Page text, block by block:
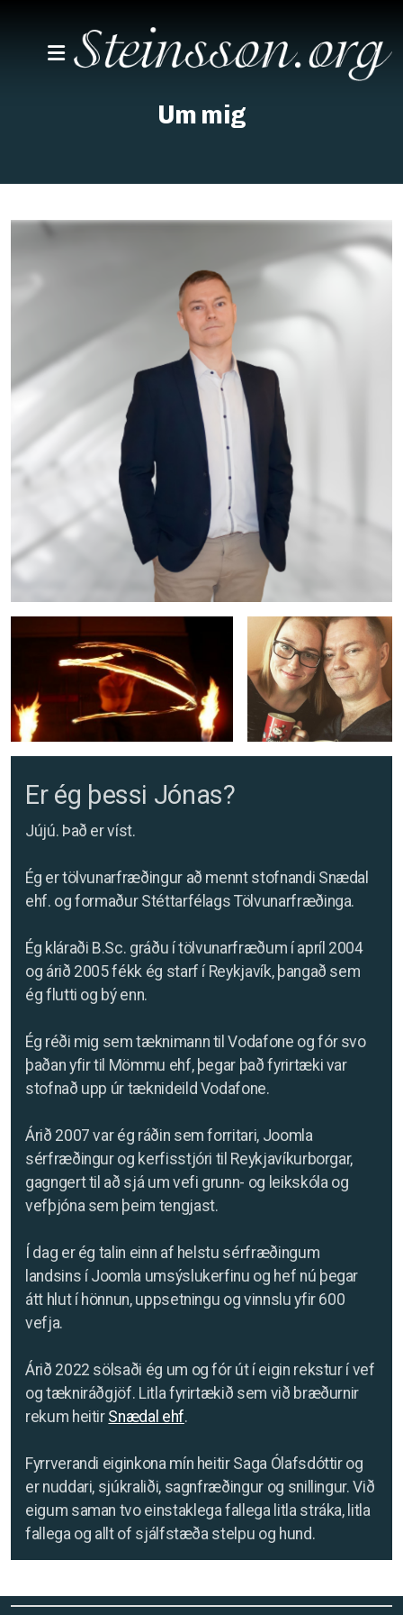
Um mig
Er ég þessi Jónas?
Jújú. Það er víst.
Ég er tölvunarfræðingur að mennt stofnandi Snædal
ehf. og formaður Stéttarfélags Tölvunarfræðinga.
Ég kláraði B.Sc. gráðu í tölvunarfræðum í apríl 2004
og árið 2005 fékk ég starf í Reykjavík, þangað sem
ég flutti og bý enn.
Ég réði mig sem tæknimann til Vodafone og fór svo
þaðan yfir til Mömmu ehf, þegar það fyrirtæki var
stofnað upp úr tæknideild Vodafone.
Árið 2007 var ég ráðin sem forritari, Joomla
sérfræðingur og kerfisstjóri til Reykjavíkurborgar,
gagngert til að sjá um vefi grunn- og leikskóla og
vefþjóna sem þeim tengjast.
Í dag er ég talin einn af helstu sérfræðingum
landsins í Joomla umsýslukerfinu og hef nú þegar
átt hlut í hönnun, uppsetningu og vinnslu yfir 600
vefja.
Árið 2022 sölsaði ég um og fór út í eigin rekstur í vef
og tækniráðgjöf. Litla fyrirtækið sem við bræðurnir
rekum heitir Snædal ehf.
Fyrrverandi eiginkona mín heitir Saga Ólafsdóttir og
er nuddari, sjúkraliði, sagnfræðingur og snillingur. Við
eigum saman tvo einstaklega fallega litla stráka, litla
fallega og allt of sjálfstæða stelpu og hund.